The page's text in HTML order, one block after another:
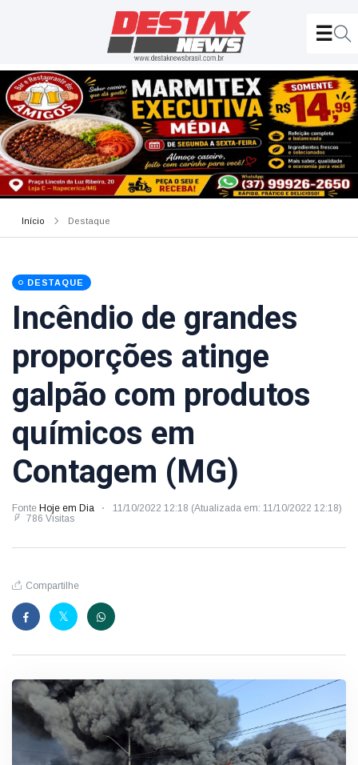
Início Destaque
DESTAQUE
Incêndio de grandes
proporções atinge
galpão com produtos
químicos em
Contagem (MG)
Fonte Hoje em Dia
11/10/2022 12:18 (Atualizada em: 11/10/2022 12:18)
786 Visitas
Compartilhe